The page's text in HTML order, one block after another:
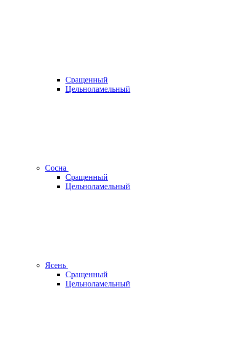
Сращенный
Цельноламельный
Сосна
Сращенный
Цельноламельный
Ясень
Сращенный
Цельноламельный